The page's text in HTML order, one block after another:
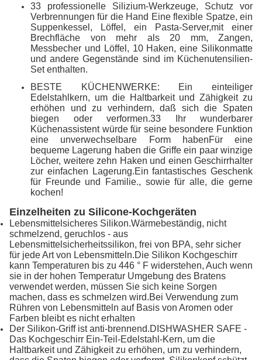
33 professionelle Silizium-Werkzeuge, Schutz vor
Verbrennungen für die Hand Eine flexible Spatze, ein
Suppenkessel, Löffel, ein Pasta-Server,mit einer
Brechfläche von mehr als 20 mm, Zangen,
Messbecher und Löffel, 10 Haken, eine Silikonmatte
und andere Gegenstände sind im Küchenutensilien-
Set enthalten.
BESTE KÜCHENWERKE: Ein einteiliger
Edelstahlkern, um die Haltbarkeit und Zähigkeit zu
erhöhen und zu verhindern, daß sich die Spaten
biegen oder verformen.33 Ihr wunderbarer
Küchenassistent würde für seine besondere Funktion
eine unverwechselbare Form habenFür eine
bequeme Lagerung haben die Griffe ein paar winzige
Löcher, weitere zehn Haken und einen Geschirrhalter
zur einfachen Lagerung.Ein fantastisches Geschenk
für Freunde und Familie., sowie für alle, die gerne
kochen!
Einzelheiten zu Silicone-Kochgeräten
Lebensmittelsicheres Silikon.Wärmebeständig, nicht
schmelzend, geruchlos - aus
Lebensmittelsicherheitssilikon, frei von BPA, sehr sicher
für jede Art von Lebensmitteln.Die Silikon Kochgeschirr
kann Temperaturen bis zu 446 ° F widerstehen, Auch wenn
sie in der hohen Temperatur Umgebung des Bratens
verwendet werden, müssen Sie sich keine Sorgen
machen, dass es schmelzen wird.Bei Verwendung zum
Rühren von Lebensmitteln auf Basis von Aromen oder
Farben bleibt es nicht erhalten
Der Silikon-Griff ist anti-brennend.DISHWASHER SAFE -
Das Kochgeschirr Ein-Teil-Edelstahl-Kern, um die
Haltbarkeit und Zähigkeit zu erhöhen, um zu verhindern,